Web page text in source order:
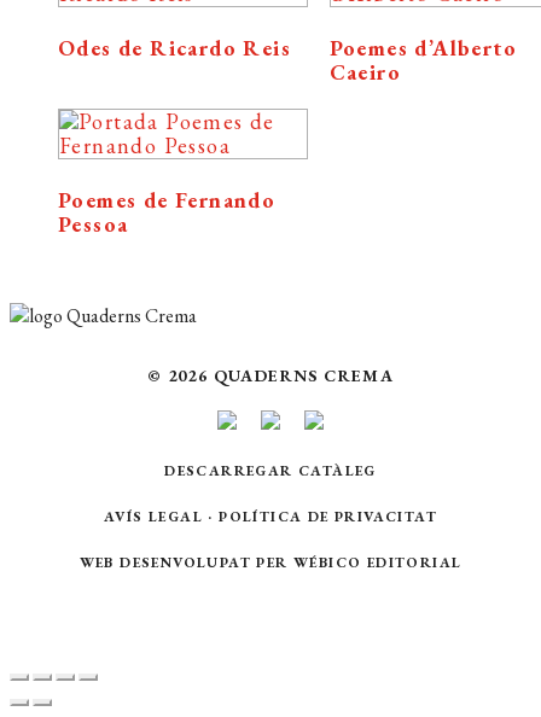
Odes de Ricardo Reis
Poemes d’Alberto
Caeiro
Poemes de Fernando
Pessoa
© 2026 QUADERNS CREMA
DESCARREGAR CATÀLEG
AVÍS LEGAL ·POLÍTICA DE PRIVACITAT
WEB DESENVOLUPAT PER WÉBICO EDITORIAL